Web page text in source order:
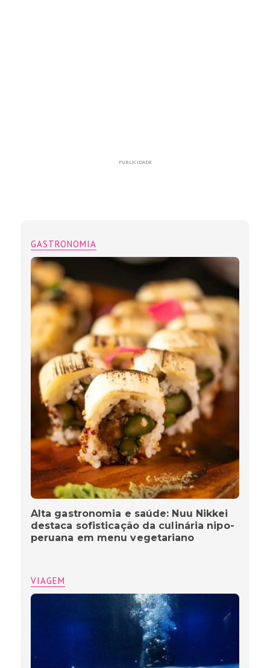
PUBLICIDADE
GASTRONOMIA
Alta gastronomia e saúde: Nuu Nikkei
destaca sofisticação da culinária nipo-
peruana em menu vegetariano
VIAGEM